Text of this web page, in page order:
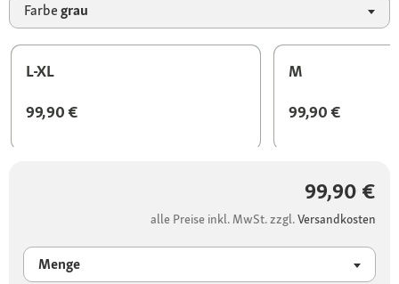
Farbegrau
L-XL
99,90 €
M
99,90 €
99,90 €
alle Preise inkl. MwSt. zzgl.Versandkosten
Menge